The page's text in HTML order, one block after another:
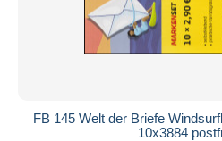
FB 145 Welt der Briefe
10x3884